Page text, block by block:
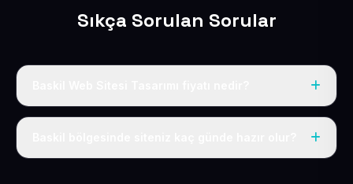
Sıkça Sorulan Sorular
Tek fiyat uygulanır: yıllık 50 USD + KDV. Bu bedele alan